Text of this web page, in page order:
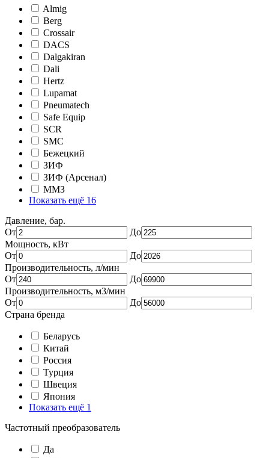
Almig
Berg
Crossair
DACS
Dalgakiran
Dali
Hertz
Lupamat
Pneumatech
Safe Equip
SCR
SMC
Бежецкий
ЗИФ
ЗИФ (Арсенал)
ММЗ
Показать ещё 16
Давление, бар.
От
До
Мощность, кВт
От
До
Производительность, л/мин
От
До
Производительность, м3/мин
От
До
Страна бренда
Беларусь
Китай
Россия
Турция
Швеция
Япония
Показать ещё 1
Частотный преобразователь
Да